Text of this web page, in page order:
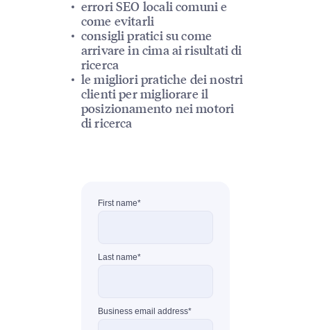
errori SEO locali comuni e
come evitarli
consigli pratici su come
arrivare in cima ai risultati di
ricerca
le migliori pratiche dei nostri
clienti per migliorare il
posizionamento nei motori
di ricerca